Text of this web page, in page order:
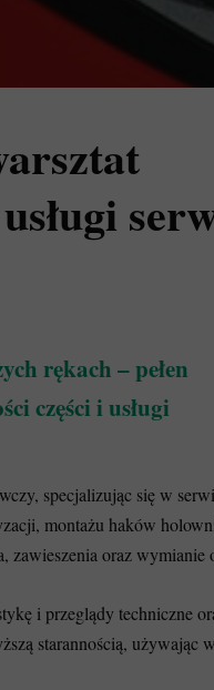
specjalizując się w
montażu haków
zawieszenia oraz
i przeglądy techniczne
starannością, używając
rękach – pełen
części i usługi